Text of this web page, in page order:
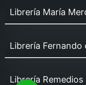
Librería María
Librería Fernando
Librería Remedios